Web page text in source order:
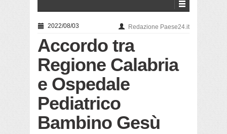
2022/08/03 Redazione Paese24.it
Accordo tra
Regione Calabria
e Ospedale
Pediatrico
Bambino Gesù